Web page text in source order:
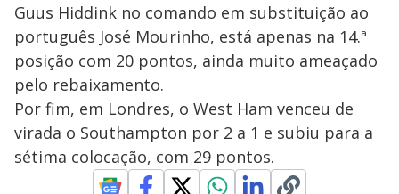
Guus Hiddink no comando em substituição ao
português José Mourinho, está apenas na 14.ª
posição com 20 pontos, ainda muito ameaçado
pelo rebaixamento.
Por fim, em Londres, o West Ham venceu de
virada o Southampton por 2 a 1 e subiu para a
sétima colocação, com 29 pontos.